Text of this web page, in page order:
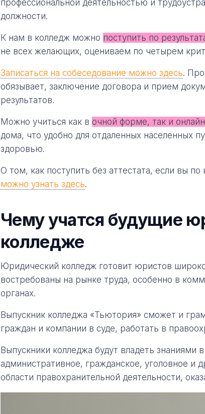
профессиональной деятельностью и
должности.
К нам в колледж можно поступить по
не всех желающих, оцениваем по четырем
Записаться на собеседование можно здесь.
обязывает, заключение договора и прием
результатов.
Можно учиться как в очной форме, так и онлайн
дома, что удобно для отдаленных населенных
здоровью.
О том, как поступить без аттестата, если вы
можно узнать здесь.
Чему учатся будущие
колледже
Юридический колледж готовит юристов
востребованы на рынке труда, особенно в
органах.
Выпускник колледжа «Тьютория» сможет и
граждан и компании в суде, работать в
Выпускники колледжа будут владеть знаниями
административное, гражданское, уголовное и
области правохранительной деятельности,